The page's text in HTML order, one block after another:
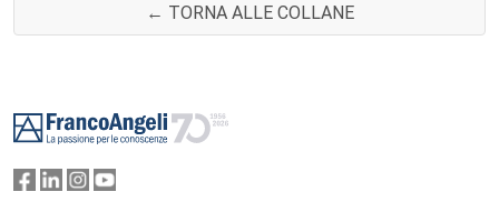
← TORNA ALLE COLLANE